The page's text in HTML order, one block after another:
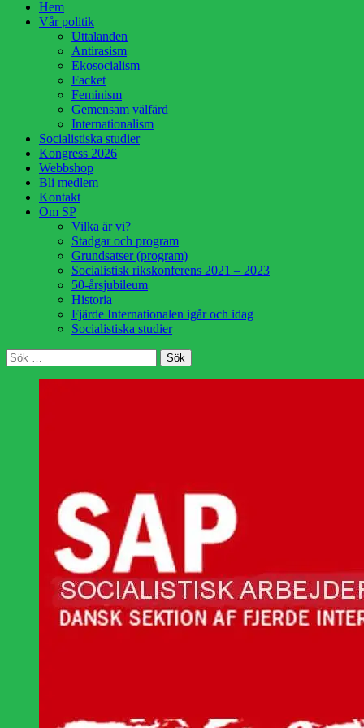
HoppaHem
Vår politik
Uttalanden
Antirasism
Ekosocialism
Facket
Feminism
Gemensam välfärd
Internationalism
Socialistiska studier
Kongress 2026
Webbshop
Bli medlem
Kontakt
Om SP
Vilka är vi?
Stadgar och program
Grundsatser (program)
Socialistisk rikskonferens 2021 – 2023
50-årsjubileum
Historia
Fjärde Internationalen igår och idag
Socialistiska studier
Sök
Sök
efter: